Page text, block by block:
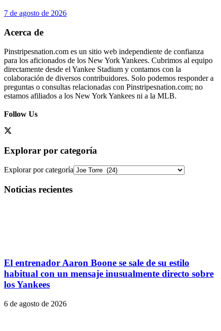
7 de agosto de 2026
Acerca de
Pinstripesnation.com es un sitio web independiente de confianza
para los aficionados de los New York Yankees. Cubrimos al equipo
directamente desde el Yankee Stadium y contamos con la
colaboración de diversos contribuidores. Solo podemos responder a
preguntas o consultas relacionadas con Pinstripesnation.com; no
estamos afiliados a los New York Yankees ni a la MLB.
Follow Us
Explorar por categoría
Explorar por categoría
Noticias recientes
El entrenador Aaron Boone se sale de su estilo
habitual con un mensaje inusualmente directo sobre
los Yankees
6 de agosto de 2026